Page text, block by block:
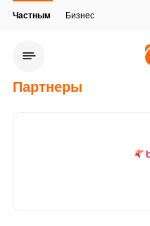
Частным Бизнес
Партнеры